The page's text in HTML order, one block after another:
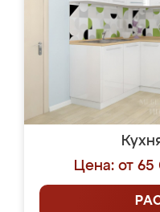
Цена: от 65